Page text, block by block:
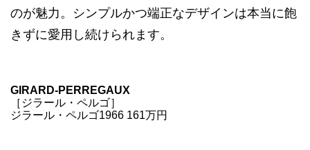
のが魅力。シンプルかつ端正なデザインは本当に飽
きずに愛用し続けられます。
GIRARD-PERREGAUX
［ジラール・ペルゴ］
ジラール・ペルゴ1966 161万円